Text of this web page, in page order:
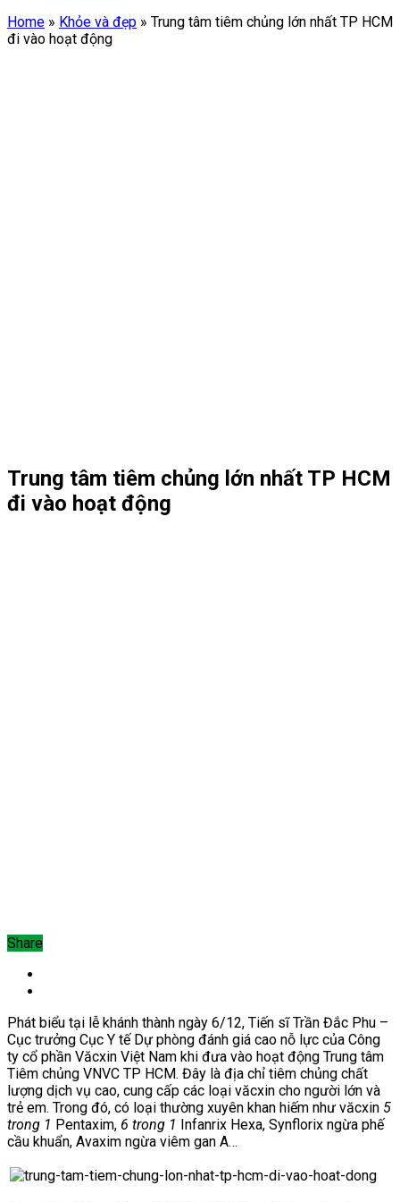
Home » Khỏe và đẹp » Trung tâm tiêm chủng lớn nhất TP HCM
đi vào hoạt động
Trung tâm tiêm chủng lớn nhất TP HCM
đi vào hoạt động
Share
Phát biểu tại lễ khánh thành ngày 6/12, Tiến sĩ Trần Đắc Phu –
Cục trưởng Cục Y tế Dự phòng đánh giá cao nỗ lực của Công
ty cổ phần Văcxin Việt Nam khi đưa vào hoạt động Trung tâm
Tiêm chủng VNVC TP HCM. Đây là địa chỉ tiêm chủng chất
lượng dịch vụ cao, cung cấp các loại văcxin cho người lớn và
trẻ em. Trong đó, có loại thường xuyên khan hiếm như văcxin 5
trong 1 Pentaxim, 6 trong 1 Infanrix Hexa, Synflorix ngừa phế
cầu khuẩn, Avaxim ngừa viêm gan A…